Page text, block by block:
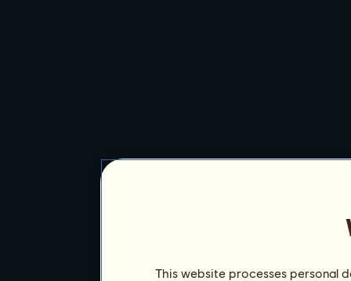
This website processes personal